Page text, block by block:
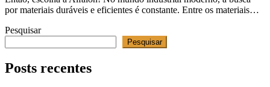
por materiais duráveis e eficientes é constante. Entre os materiais…
Pesquisar
Pesquisar
Posts recentes